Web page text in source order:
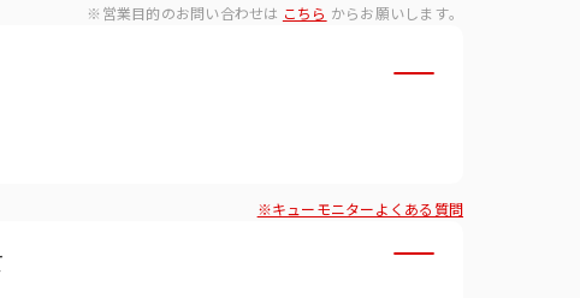
※営業目的のお問い合わせは こちら からお願いします。
※キューモニターよくある質問